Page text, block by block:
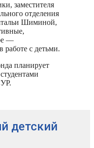
заместителя
отделения
Шиминой,
—
с детьми.
планирует
детский